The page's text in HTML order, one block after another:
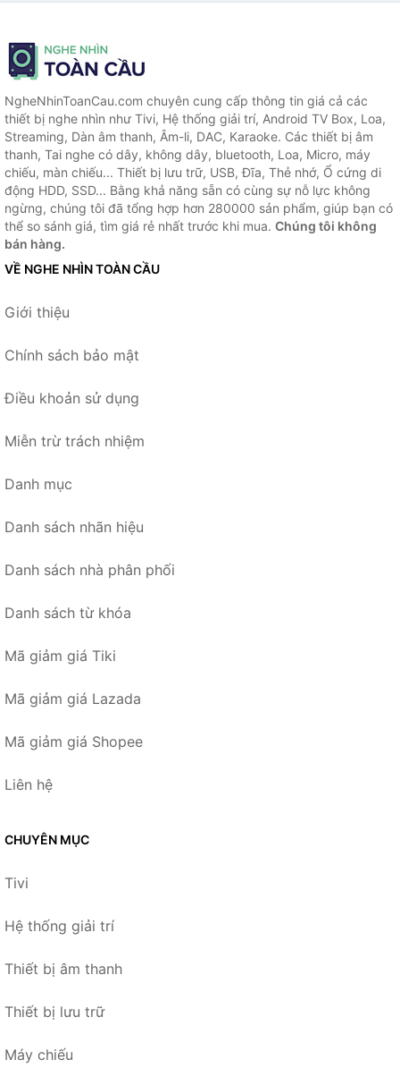
NgheNhinToanCau.com chuyên cung cấp thông tin giá cả các
thiết bị nghe nhìn như Tivi, Hệ thống giải trí, Android TV Box, Loa,
Streaming, Dàn âm thanh, Âm-li, DAC, Karaoke. Các thiết bị âm
thanh, Tai nghe có dây, không dây, bluetooth, Loa, Micro, máy
chiếu, màn chiếu... Thiết bị lưu trữ, USB, Đĩa, Thẻ nhớ, Ổ cứng di
động HDD, SSD... Bằng khả năng sẵn có cùng sự nỗ lực không
ngừng, chúng tôi đã tổng hợp hơn 280000 sản phẩm, giúp bạn có
thể so sánh giá, tìm giá rẻ nhất trước khi mua. Chúng tôi không
bán hàng.
VỀ NGHE NHÌN TOÀN CẦU
Giới thiệu
Chính sách bảo mật
Điều khoản sử dụng
Miễn trừ trách nhiệm
Danh mục
Danh sách nhãn hiệu
Danh sách nhà phân phối
Danh sách từ khóa
Mã giảm giá Tiki
Mã giảm giá Lazada
Mã giảm giá Shopee
Liên hệ
CHUYÊN MỤC
Tivi
Hệ thống giải trí
Thiết bị âm thanh
Thiết bị lưu trữ
Máy chiếu